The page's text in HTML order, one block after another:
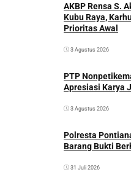
AKBP Rensa S.
Kubu Raya,
Prioritas Awal
3 Agustus 2026
PTP
Apresiasi Karya
3 Agustus 2026
Polresta
Barang Bukti
31 Juli 2026